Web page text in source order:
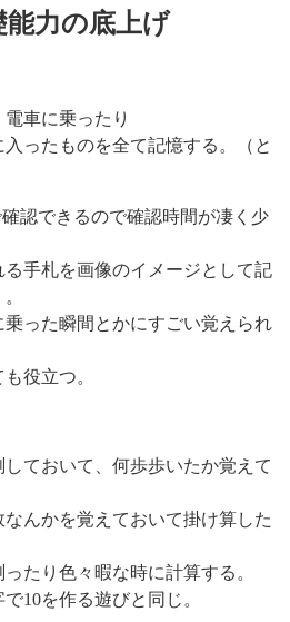
能力の底上げ
車に乗ったり
ったものを全て記憶する。（と
認できるので確認時間が凄く少
手札を画像のイメージとして記
った瞬間とかにすごい覚えられ
役立つ。
ておいて、何歩歩いたか覚えて
んかを覚えておいて掛け算した
たり色々暇な時に計算する。
10を作る遊びと同じ。